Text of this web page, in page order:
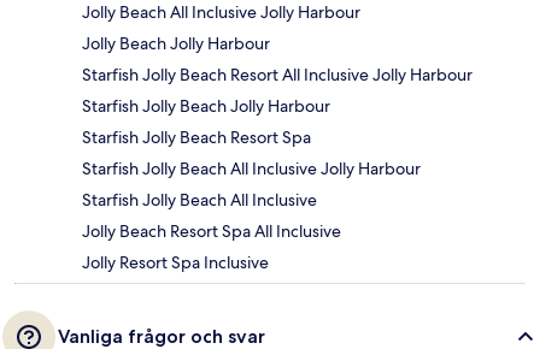
Jolly Beach All Inclusive Jolly Harbour
Jolly Beach Jolly Harbour
Starfish Jolly Beach Resort All Inclusive Jolly Harbour
Starfish Jolly Beach Jolly Harbour
Starfish Jolly Beach Resort Spa
Starfish Jolly Beach All Inclusive Jolly Harbour
Starfish Jolly Beach All Inclusive
Jolly Beach Resort Spa All Inclusive
Jolly Resort Spa Inclusive
Vanliga frågor och svar